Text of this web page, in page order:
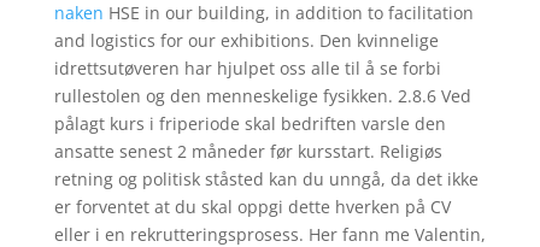
naken HSE in our building, in addition to facilitation
and logistics for our exhibitions. Den kvinnelige
idrettsutøveren har hjulpet oss alle til å se forbi
rullestolen og den menneskelige fysikken. 2.8.6 Ved
pålagt kurs i friperiode skal bedriften varsle den
ansatte senest 2 måneder før kursstart. Religiøs
retning og politisk ståsted kan du unngå, da det ikke
er forventet at du skal oppgi dette hverken på CV
eller i en rekrutteringsprosess. Her fann me Valentin,